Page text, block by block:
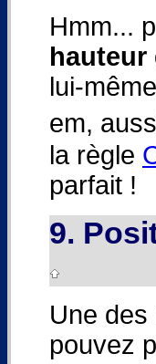
Hmm...
hauteur
lui-
em,
la règle
parfait !
9.
Une
pouvez